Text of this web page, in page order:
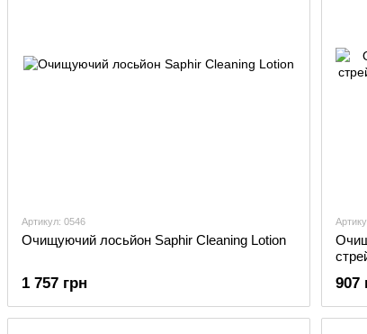
Артикул: 0546
Очищуючий лосьйон Saphir Cleaning Lotion
1 757 грн 907